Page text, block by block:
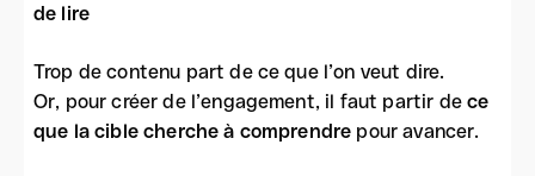
de lire
Trop de contenu part de ce que l’on veut dire.
Or, pour créer de l’engagement, il faut partir de ce
que la cible cherche à comprendre pour avancer.